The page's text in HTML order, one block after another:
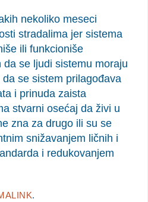
nekoliko meseci
stradalima jer sistema
ili funkcioniše
da se ljudi sistemu moraju
se sistem prilagođava
i prinuda zaista
stvarni osećaj da živi u
zna za drugo ili su se
snižavanjem ličnih i
i redukovanjem
.